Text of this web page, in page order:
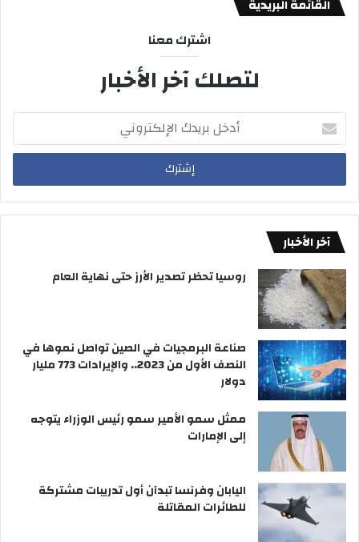
القائمة البريدية
اشترك معنا
لتصلك آخر الأخبار
أدخل
بريدك
الإلكتروني
آخر الأخبار
روسيا تحظر تصدير الأرز حتى نهاية العام
صناعة البرمجيات في الصين تواصل نموها في
النصف الأول من 2023.. والإيرادات 773 مليار
دولار
ممثل سمو الأمير سمو رئيس الوزراء يتوجه
إلى الإمارات
اليابان وفرنسا تبدآن أول تدريبات مشتركة
للطائرات المقاتلة